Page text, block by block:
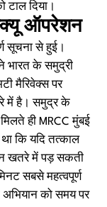
दिया।
ऑपरेशन
सूचना से हुई।
भारत के समुद्री
मैरिवेक्स पर
में है। समुद्र के
ही MRCC मुंबई
कि यदि तत्काल
खतरे में पड़ सकती
सबसे महत्वपूर्ण
अभियान को समय पर